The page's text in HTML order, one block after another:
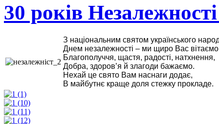
30 років
З національним святом українського
Днем незалежності – ми щиро Вас
Благополуччя, щастя, радості, натхнення,
Добра, здоров’я й злагоди бажаємо.
Нехай це свято Вам наснаги додає,
В майбутнє краще доля стежку прокладе.